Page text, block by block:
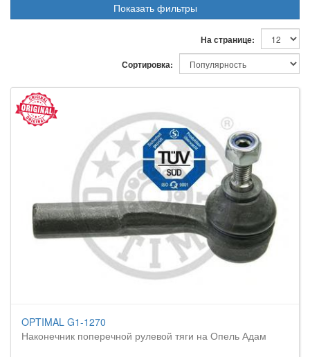
Показать фильтры
На странице:
Сортировка:
OPTIMAL G1-1270
Наконечник поперечной рулевой тяги на Опель Адам